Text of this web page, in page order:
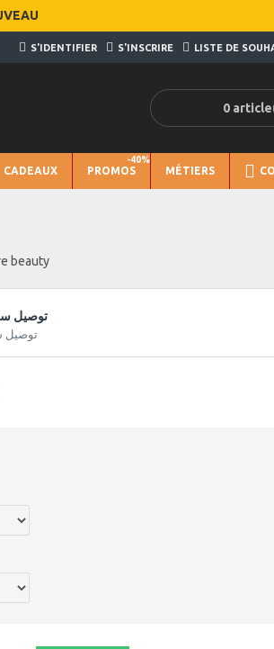
S'IDENTIFIER S'INSCRIRE LISTE DE
0
CADEAUX PROMOS
-40%
MÉTIERS
beauty
توصيل
توصيل